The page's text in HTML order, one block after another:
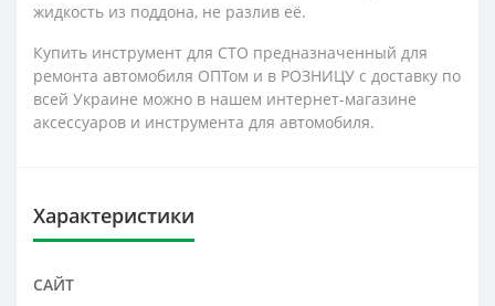
жидкость из поддона, не разлив её.
Купить инструмент для СТО предназначенный для
ремонта автомобиля ОПТом и в РОЗНИЦУ с доставку по
всей Украине можно в нашем интернет-магазине
аксессуаров и инструмента для автомобиля.
Характеристики
САЙТ